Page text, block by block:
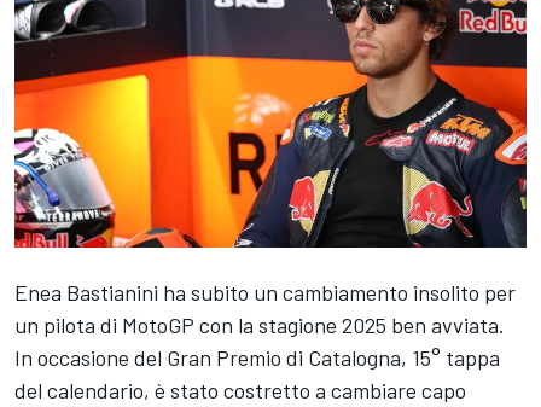
Enea Bastianini ha subito un cambiamento insolito per
un pilota di MotoGP con la stagione 2025 ben avviata.
In occasione del Gran Premio di Catalogna, 15° tappa
del calendario, è stato costretto a cambiare capo